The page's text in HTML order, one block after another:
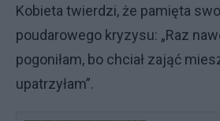
Kobieta twierdzi, że pamięta
poudarowego kryzysu: „Raz
pogoniłam, bo chciał zająć
upatrzyłam”.